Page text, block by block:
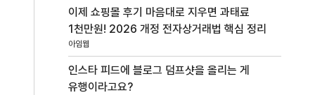
이제 쇼핑몰 후기 마음대로 지우면 과태료
1천만원! 2026 개정 전자상거래법 핵심 정리
아임웹
인스타 피드에 블로그 덤프샷을 올리는 게
유행이라고요?